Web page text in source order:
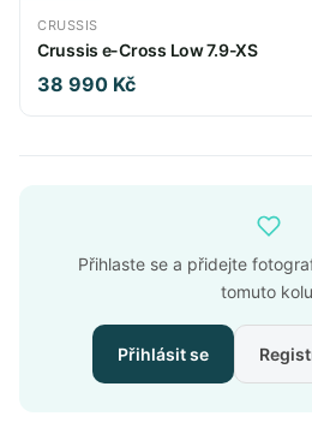
CRUSSIS
Crussis e-Cross Low 7.9-XS
38 990 Kč
Přihlaste se a přidejte
tomuto
Přihlásit se